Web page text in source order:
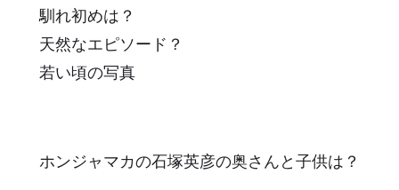
馴れ初めは？
天然なエピソード？
若い頃の写真
ホンジャマカの石塚英彦の奥さんと子供は？